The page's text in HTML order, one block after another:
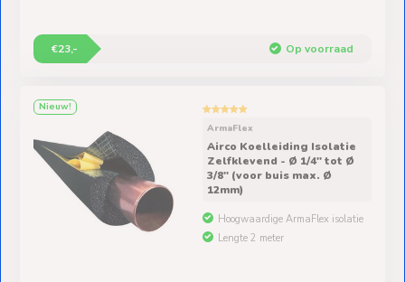
€23,- Op voorraad
Nieuw!
ArmaFlex
Airco Koelleiding Isolatie
Zelfklevend - Ø 1/4″ tot Ø
3/8″ (voor buis max. Ø
12mm)
Hoogwaardige ArmaFlex isolatie
Lengte 2 meter